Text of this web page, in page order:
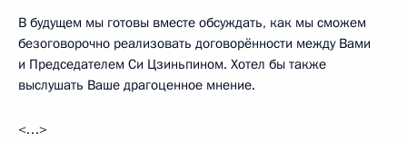
В будущем мы готовы вместе обсуждать, как мы сможем
безоговорочно реализовать договорённости между Вами
и Председателем Си Цзиньпином. Хотел бы также
выслушать Ваше драгоценное мнение.
<…>